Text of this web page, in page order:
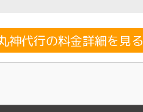
神代行の料金詳細を見る